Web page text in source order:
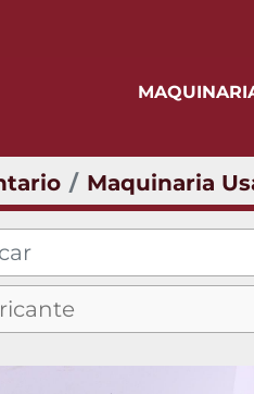
Maquinaria